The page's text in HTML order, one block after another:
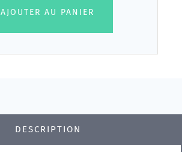
AJOUTER AU PANIER
DESCRIPTION